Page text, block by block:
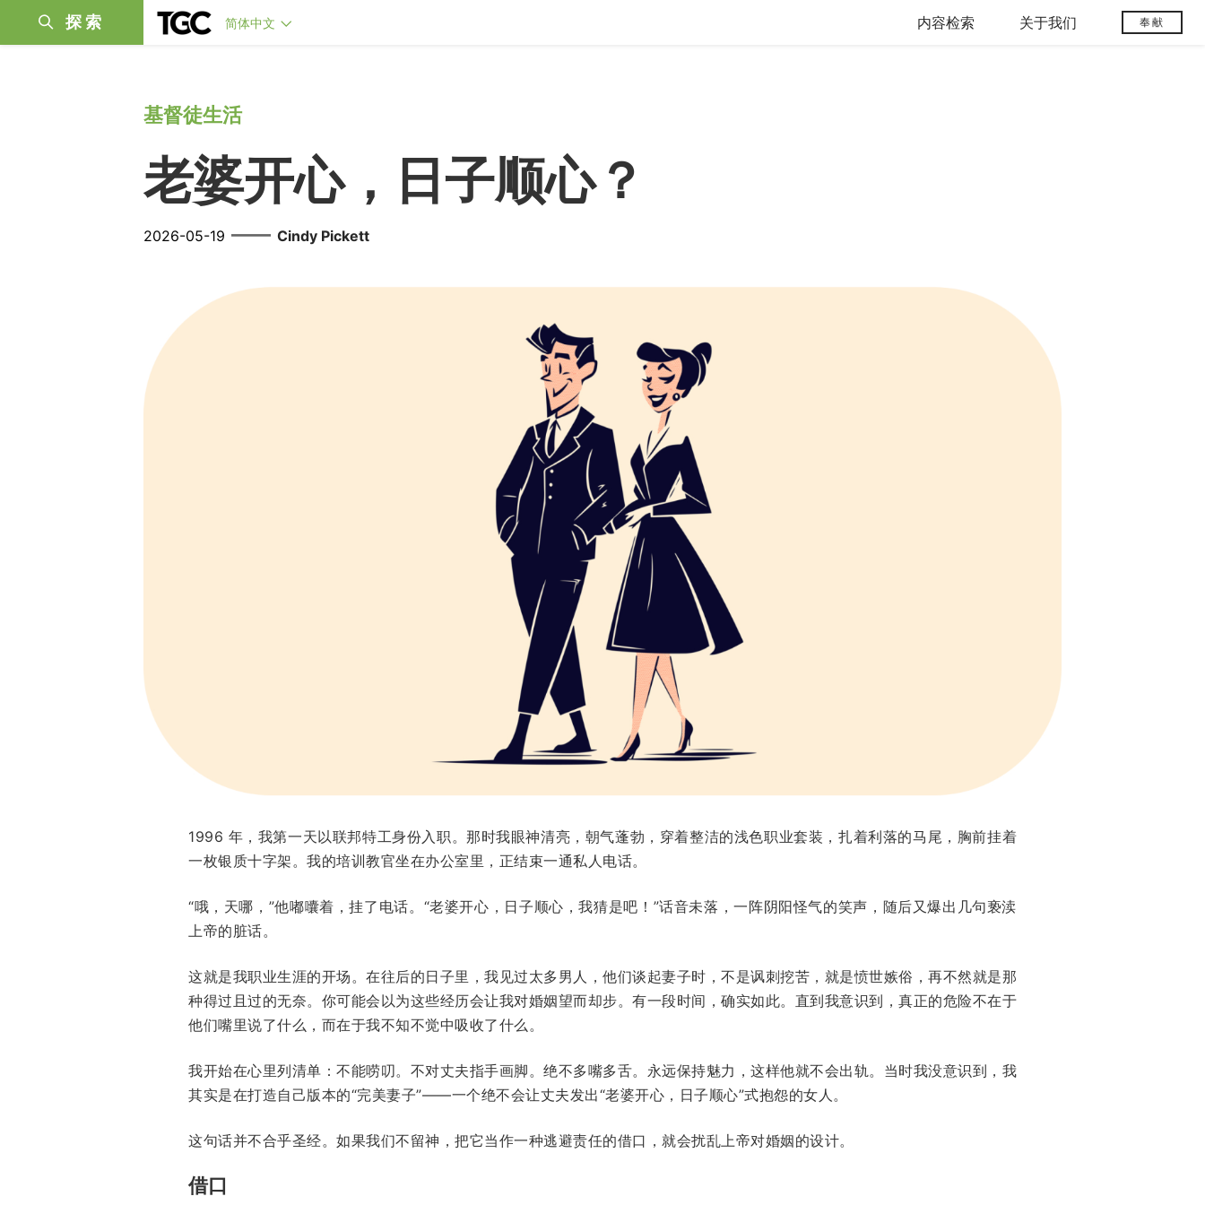
探索 简体中文 内容检索 关于我们 奉献
基督徒生活
老婆开心，日子顺心？
2026-05-19 —— Cindy Pickett
1996 年，我第一天以联邦特工身份入职。那时我眼神清亮，朝气蓬勃，穿着整洁的浅色职业套装，扎着利落的马尾，胸前挂着
一枚银质十字架。我的培训教官坐在办公室里，正结束一通私人电话。
“哦，天哪，”他嘟囔着，挂了电话。“老婆开心，日子顺心，我猜是吧！”话音未落，一阵阴阳怪气的笑声，随后又爆出几句亵渎
上帝的脏话。
这就是我职业生涯的开场。在往后的日子里，我见过太多男人，他们谈起妻子时，不是讽刺挖苦，就是愤世嫉俗，再不然就是那
种得过且过的无奈。你可能会以为这些经历会让我对婚姻望而却步。有一段时间，确实如此。直到我意识到，真正的危险不在于
他们嘴里说了什么，而在于我不知不觉中吸收了什么。
我开始在心里列清单：不能唠叨。不对丈夫指手画脚。绝不多嘴多舌。永远保持魅力，这样他就不会出轨。当时我没意识到，我
其实是在打造自己版本的“完美妻子”——一个绝不会让丈夫发出“老婆开心，日子顺心”式抱怨的女人。
这句话并不合乎圣经。如果我们不留神，把它当作一种逃避责任的借口，就会扰乱上帝对婚姻的设计。
借口